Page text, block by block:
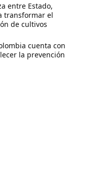
entre Estado,
transformar el
de cultivos
cuenta con
la prevención